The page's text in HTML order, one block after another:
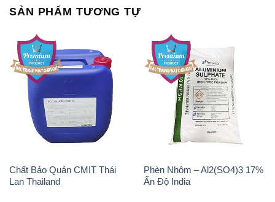
SẢN PHẨM TƯƠNG TỰ
Chất Bảo Quản CMIT Thái
Lan Thailand
Phèn Nhôm – Al2(SO4)3 17%
Ấn Độ India